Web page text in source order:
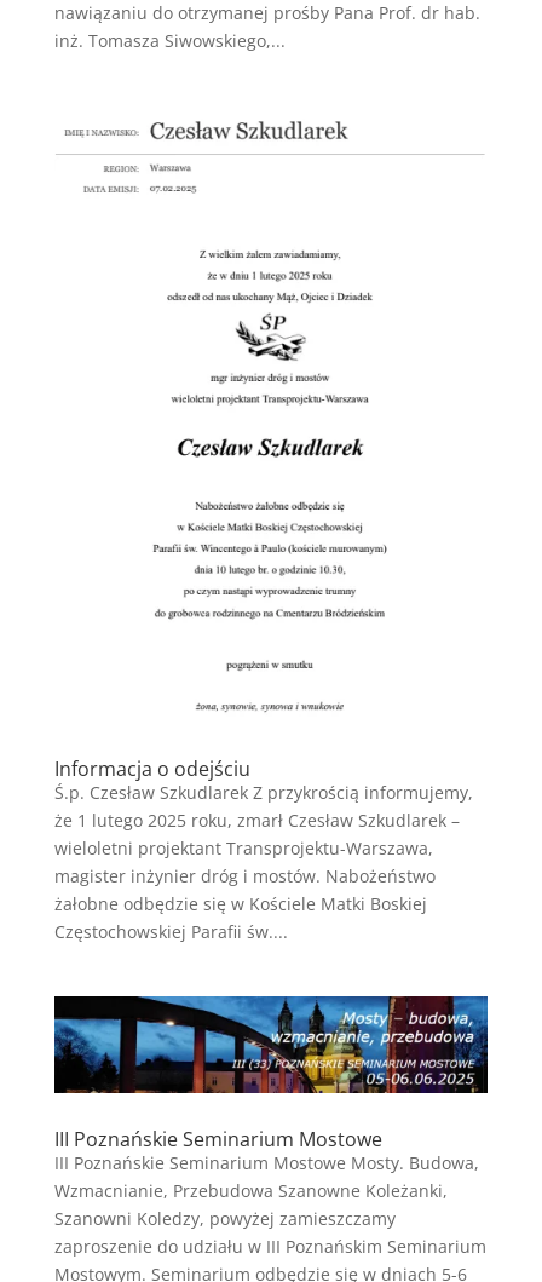
nawiązaniu do otrzymanej prośby Pana Prof. dr hab.
inż. Tomasza Siwowskiego,...
Informacja o odejściu
Ś.p. Czesław Szkudlarek Z przykrością informujemy,
że 1 lutego 2025 roku, zmarł Czesław Szkudlarek –
wieloletni projektant Transprojektu-Warszawa,
magister inżynier dróg i mostów. Nabożeństwo
żałobne odbędzie się w Kościele Matki Boskiej
Częstochowskiej Parafii św....
III Poznańskie Seminarium Mostowe
III Poznańskie Seminarium Mostowe Mosty. Budowa,
Wzmacnianie, Przebudowa Szanowne Koleżanki,
Szanowni Koledzy, powyżej zamieszczamy
zaproszenie do udziału w III Poznańskim Seminarium
Mostowym. Seminarium odbędzie się w dniach 5-6